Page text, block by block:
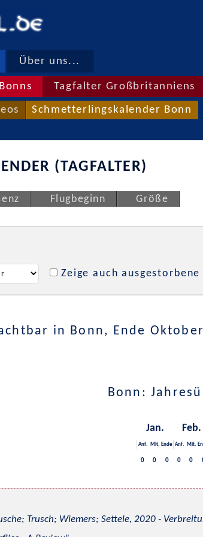
Über uns...
Tagfalter Großbritanniens
Schmetterlingskalender Bonn
(TAGFALTER)
Flugbeginn Größe
Zeige auch ausgestorbene
in Bonn, Ende
Bonn:
Jan. Feb.
Anf. Mit. Ende Anf. Mit.
0 0 0 0 0
Trusch; Wiemers; Settele, 2020 -